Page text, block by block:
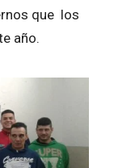
que los
año.